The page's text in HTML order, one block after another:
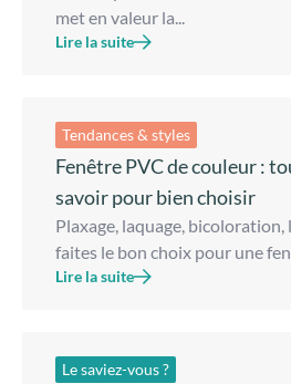
met en valeur la...
Lire la suite
Tendances & styles
Fenêtre PVC de couleur :
savoir pour bien choisir
Plaxage, laquage,
faites le bon choix pour une
Lire la suite
Le saviez-vous ?